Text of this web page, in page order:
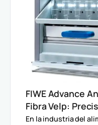
FIWE Advance
Fibra Velp:
En Método Van
En la industria del